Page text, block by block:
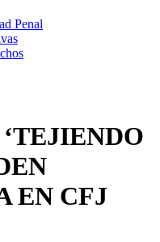
Penal
EN CFJ